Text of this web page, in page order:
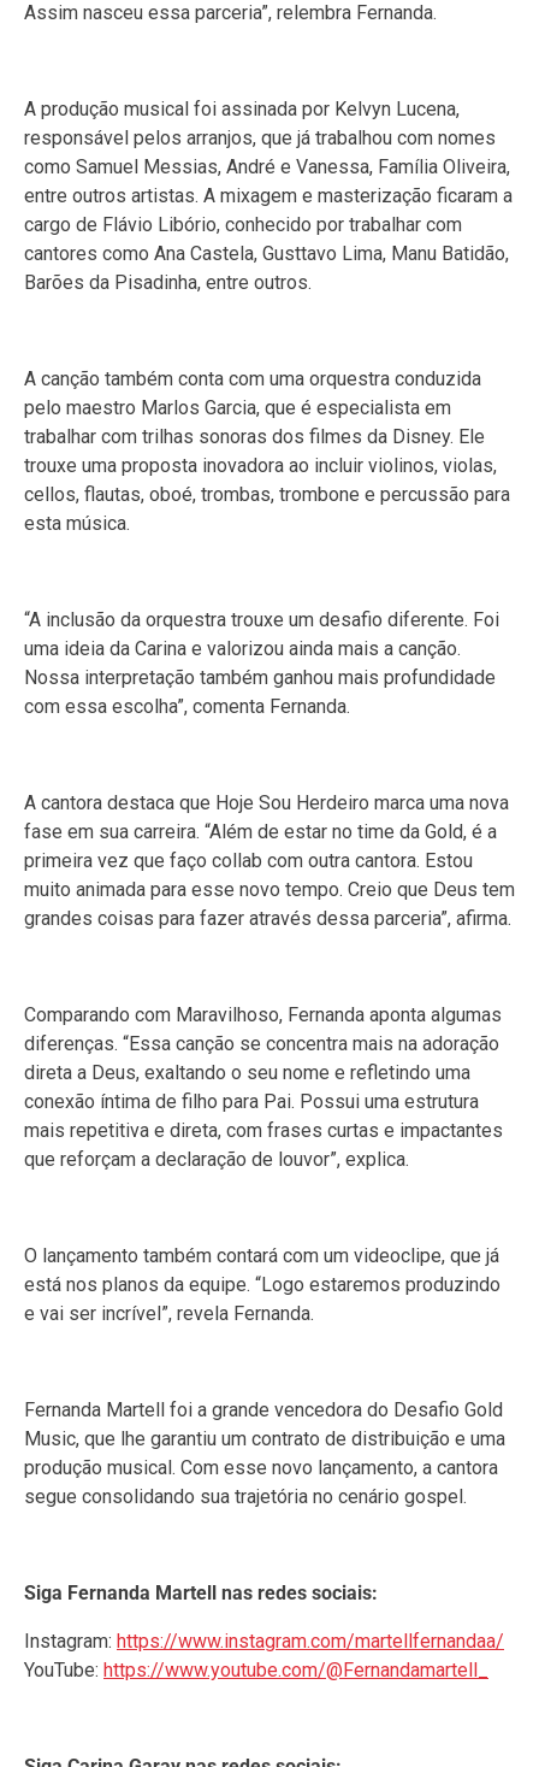
Assim nasceu essa parceria”, relembra Fernanda.
A produção musical foi assinada por Kelvyn Lucena,
responsável pelos arranjos, que já trabalhou com nomes
como Samuel Messias, André e Vanessa, Família Oliveira,
entre outros artistas. A mixagem e masterização ficaram a
cargo de Flávio Libório, conhecido por trabalhar com
cantores como Ana Castela, Gusttavo Lima, Manu Batidão,
Barões da Pisadinha, entre outros.
A canção também conta com uma orquestra conduzida
pelo maestro Marlos Garcia, que é especialista em
trabalhar com trilhas sonoras dos filmes da Disney. Ele
trouxe uma proposta inovadora ao incluir violinos, violas,
cellos, flautas, oboé, trombas, trombone e percussão para
esta música.
“A inclusão da orquestra trouxe um desafio diferente. Foi
uma ideia da Carina e valorizou ainda mais a canção.
Nossa interpretação também ganhou mais profundidade
com essa escolha”, comenta Fernanda.
A cantora destaca que Hoje Sou Herdeiro marca uma nova
fase em sua carreira. “Além de estar no time da Gold, é a
primeira vez que faço collab com outra cantora. Estou
muito animada para esse novo tempo. Creio que Deus tem
grandes coisas para fazer através dessa parceria”, afirma.
Comparando com Maravilhoso, Fernanda aponta algumas
diferenças. “Essa canção se concentra mais na adoração
direta a Deus, exaltando o seu nome e refletindo uma
conexão íntima de filho para Pai. Possui uma estrutura
mais repetitiva e direta, com frases curtas e impactantes
que reforçam a declaração de louvor”, explica.
O lançamento também contará com um videoclipe, que já
está nos planos da equipe. “Logo estaremos produzindo
e vai ser incrível”, revela Fernanda.
Fernanda Martell foi a grande vencedora do Desafio Gold
Music, que lhe garantiu um contrato de distribuição e uma
produção musical. Com esse novo lançamento, a cantora
segue consolidando sua trajetória no cenário gospel.
Siga Fernanda Martell nas redes sociais:
Instagram: https://www.instagram.com/martellfernandaa/
YouTube: https://www.youtube.com/@Fernandamartell_